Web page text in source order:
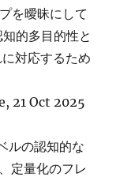
を曖昧にして
的多目的性と
対応するため
21 Oct 2025
ルの認知的な
定量化のフレ